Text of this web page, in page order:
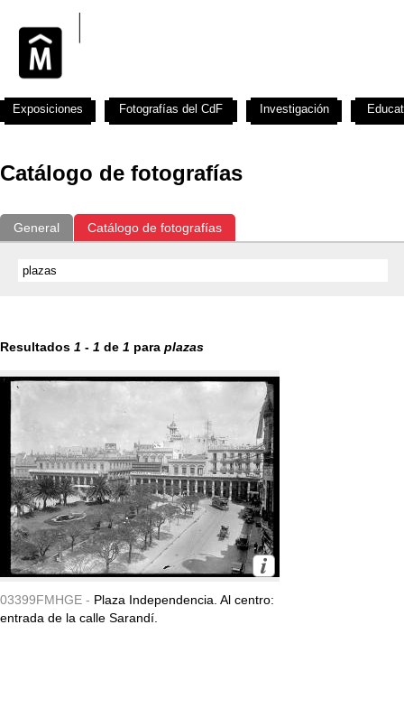
Catálogo de fotografías
General Catálogo de fotografías
Resultados 1 - 1 de 1 para plazas
03399FMHGE - Plaza Independencia. Al centro:
entrada de la calle Sarandí.
Exposiciones Fotografías del CdF Investigación